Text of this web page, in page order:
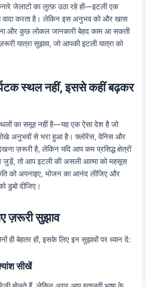
जेलाटो का लुत्फ़ उठा रहे हों—इटली एक
वादा करता है। लेकिन इस अनुभव को और खास
और कुछ लोकल जानकारी बेहद काम आ सकती
यात्रा सुझाव, जो आपकी इटली यात्रा को
स्थल नहीं, इससे कहीं बढ़कर
का समूह नहीं है—यह एक ऐसा देश है जो
अनुभवों से भरा हुआ है। फ़्लोरेंस, वेनिस और
ज़रूरी है, लेकिन यदि आप कम प्रसिद्ध क्षेत्रों
जुड़ें, तो आप इटली की असली आत्मा को महसूस
को अपनाइए, भोजन का आनंद लीजिए और
डुबो दीजिए।
ज़रूरी सुझाव
बेहतर हों, इसके लिए इन सुझावों पर ध्यान दें:
सीखें